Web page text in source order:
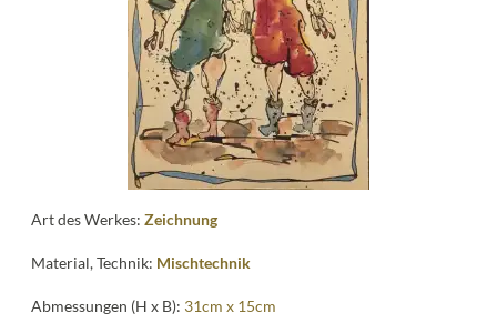
Art des Werkes:Zeichnung
Material, Technik: Mischtechnik
Abmessungen (H x B): 31cm x 15cm